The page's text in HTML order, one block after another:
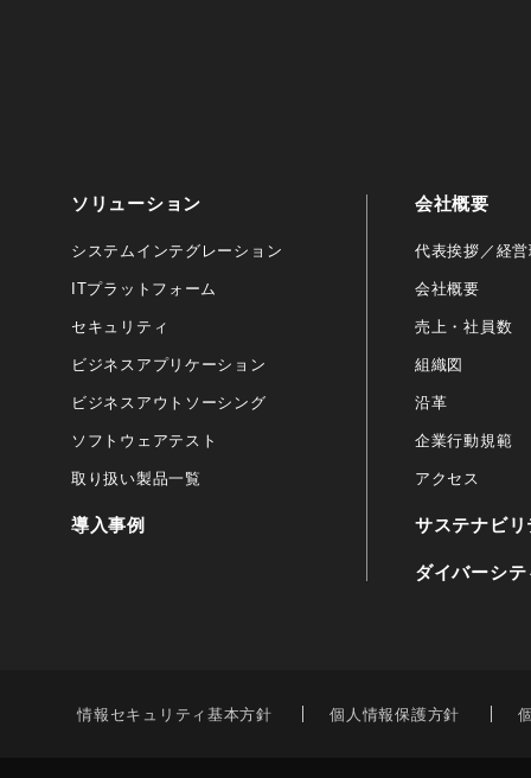
ソリューション
システムインテグレーション
ITプラットフォーム
セキュリティ
ビジネスアプリケーション
ビジネスアウトソーシング
ソフトウェアテスト
取り扱い製品一覧
導入事例
会社概要
代表挨拶／経
会社概要
売上・社員数
組織図
沿革
企業行動規範
アクセス
サステナビリ
ダイバーシ
情報セキュリティ基本方針 個人情報保護方針